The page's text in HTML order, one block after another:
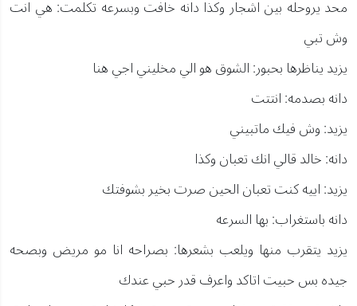
محد يروحله بين اشجار وكذا دانه خافت وبسرعه تكلمت: هي انت
وش تبي
يزيد يناظرها بحبور: الشوق هو الي مخليني اجي هنا
دانه بصدمه: انتتت
يزيد: وش فيك ماتبيني
دانه: خالد قالي انك تعبان وكذا
يزيد: اييه كنت تعبان الحين صرت بخير بشوفتك
دانه باستغراب: بها السرعه
يزيد يتقرب منها ويلعب بشعرها: بصراحه انا مو مريض وبصحه
جيده بس حبيت اتاكد واعرف قدر حبي عندك